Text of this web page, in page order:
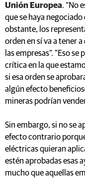
Unión Europea. “No
que se haya
obstante, los
orden en sí va a tener
las empresas". "Eso
crítica en la que
si esa orden se
algún efecto
mineras podrían
Sin embargo, si no se
efecto contrario
eléctricas quieran
estén aprobadas esas
mucho que aquellas